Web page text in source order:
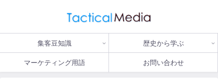
集客豆知識 歴史から学ぶ
マーケティング用語 お問い合わせ